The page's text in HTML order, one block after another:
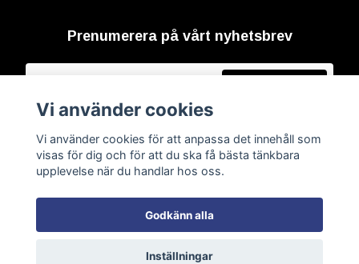
Prenumerera på vårt nyhetsbrev
Vi använder cookies
Vi använder cookies för att anpassa det innehåll som
visas för dig och för att du ska få bästa tänkbara
upplevelse när du handlar hos oss.
Godkänn alla
Inställningar